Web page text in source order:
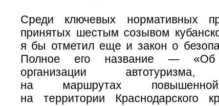
Среди ключевых нормативных
принятых шестым созывом
я бы отметил еще и закон о
Полное его название — «Об
организации автотуризма,
на маршрутах
на территории Краснодарского